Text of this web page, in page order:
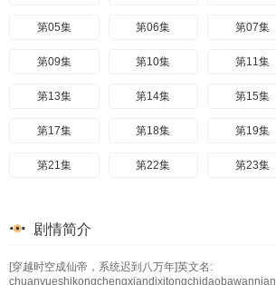
第05集 第06集 第07集
第09集 第10集 第11集
第13集 第14集 第15集
第17集 第18集 第19集
第21集 第22集 第23集
剧情简介
[穿越时空成仙帝，系统迟到八万年]英文名:
chuanyueshikongchengxiandixitongchidaobawannian